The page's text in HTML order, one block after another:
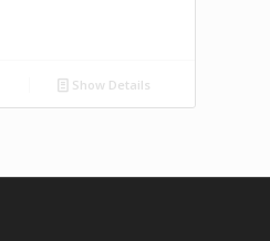
Show Details